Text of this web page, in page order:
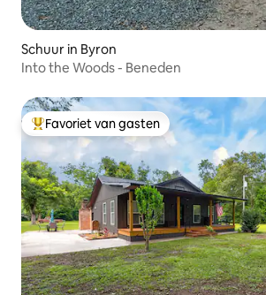
Schuur in Byron
Into the Woods - Beneden
Topfavoriet van gasten
Favoriet van gasten